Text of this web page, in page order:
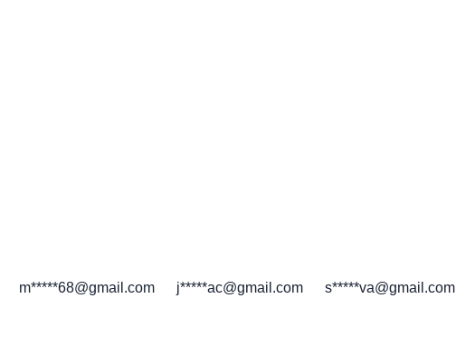
m*****68@gmail.com j*****ac@gmail.com s*****va@gmail.com